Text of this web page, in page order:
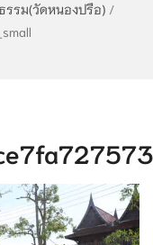
รม(วัดหนองปรือ) /